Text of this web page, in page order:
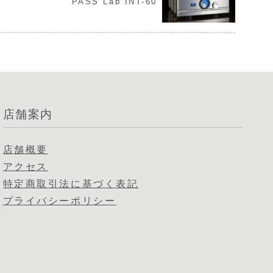
店舗案内
店舗概要
アクセス
特定商取引法に基づく表記
プライバシーポリシー